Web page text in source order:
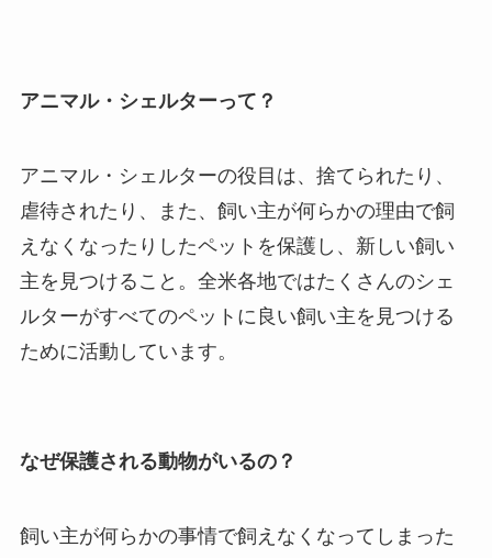
アニマル・シェルターって？
アニマル・シェルターの役目は、捨てられたり、
虐待されたり、また、飼い主が何らかの理由で飼
えなくなったりしたペットを保護し、新しい飼い
主を見つけること。全米各地ではたくさんのシェ
ルターがすべてのペットに良い飼い主を見つける
ために活動しています。
なぜ保護される動物がいるの？
飼い主が何らかの事情で飼えなくなってしまった